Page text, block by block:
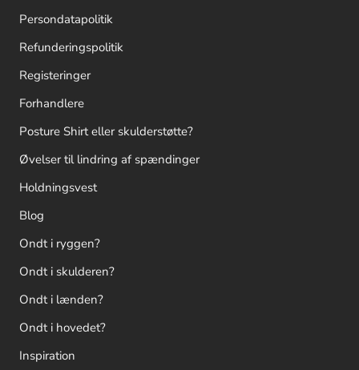
Persondatapolitik
Refunderingspolitik
Registeringer
Forhandlere
Posture Shirt eller skulderstøtte?
Øvelser til lindring af spændinger
Holdningsvest
Blog
Ondt i ryggen?
Ondt i skulderen?
Ondt i lænden?
Ondt i hovedet?
Inspiration